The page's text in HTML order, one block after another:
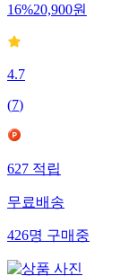
16%20,900원
4.7
(7)
627적립
무료배송
426명구매중